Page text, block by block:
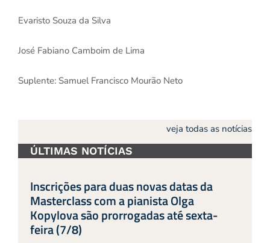
Evaristo Souza da Silva
José Fabiano Camboim de Lima
Suplente: Samuel Francisco Mourão Neto
veja todas as notícias
ÚLTIMAS NOTÍCIAS
Inscrições para duas novas datas da
Masterclass com a pianista Olga
Kopylova são prorrogadas até sexta-
feira (7/8)